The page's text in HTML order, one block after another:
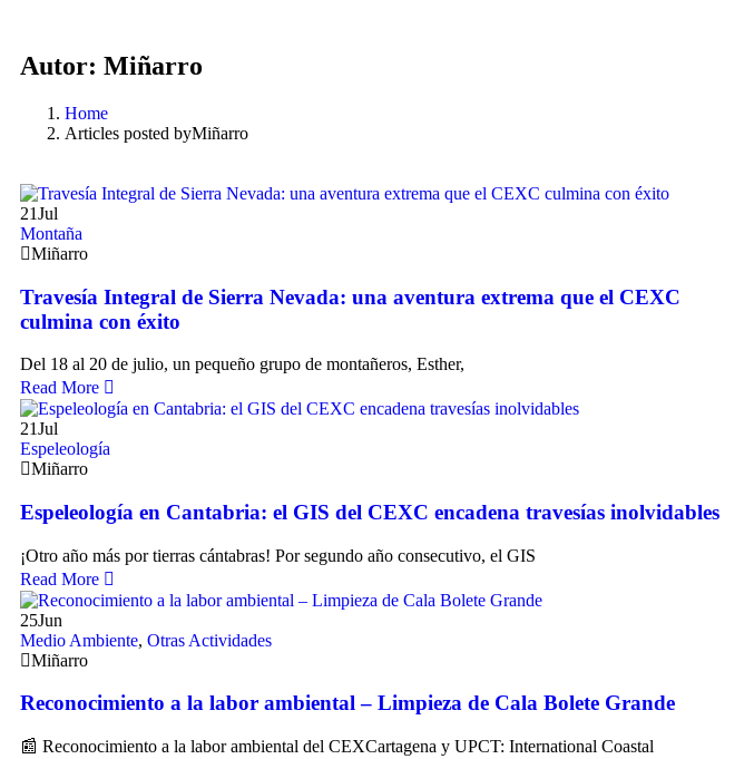
Autor: Miñarro
Home
Articles posted byMiñarro
21Jul
Montaña
Miñarro
Travesía Integral de Sierra Nevada: una aventura extrema que el CEXC
culmina con éxito
Del 18 al 20 de julio, un pequeño grupo de montañeros, Esther,
Read More
21Jul
Espeleología
Miñarro
Espeleología en Cantabria: el GIS del CEXC encadena travesías inolvidables
¡Otro año más por tierras cántabras! Por segundo año consecutivo, el GIS
Read More
25Jun
Medio Ambiente, Otras Actividades
Miñarro
Reconocimiento a la labor ambiental – Limpieza de Cala Bolete Grande
📰 Reconocimiento a la labor ambiental del CEXCartagena y UPCT: International Coastal